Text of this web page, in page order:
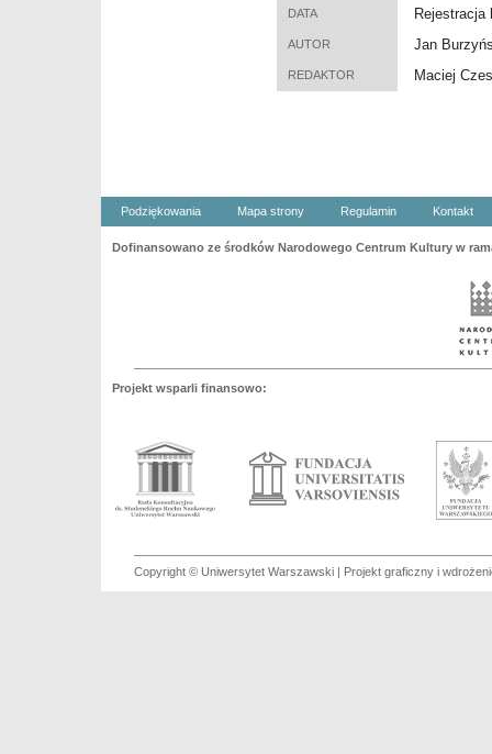
DATA Rejestracja
AUTOR Jan
REDAKTOR Maciej
Podziękowania Mapa strony Regulamin Kontakt
Dofinansowano ze środków Narodowego Centrum Kultury w
Projekt wsparli finansowo:
Copyright © Uniwersytet Warszawski | Projekt graficzny i